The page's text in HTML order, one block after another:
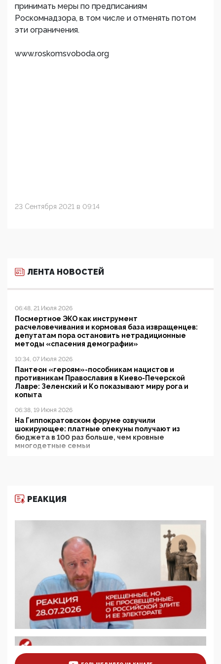
принимать меры по предписаниям
Роскомнадзора, в том числе и отменять потом
эти ограничения.
www.roskomsvoboda.org
23 Сентября 2021 в 09:14
ЛЕНТА НОВОСТЕЙ
06:48, 21 Июля 2026
Посмертное ЭКО как инструмент
расчеловечивания и кормовая база извращенцев:
депутатам пора остановить нетрадиционные
методы «спасения демографии»
10:34, 07 Июля 2026
Пантеон «героям»-пособникам нацистов и
противникам Православия в Киево-Печерской
Лавре: Зеленский и Ко показывают миру рога и
копыта
06:38, 19 Июня 2026
На Гиппократовском форуме озвучили
шокирующее: платные опекуны получают из
бюджета в 100 раз больше, чем кровные
многодетные семьи
11:53, 09 Июня 2026
деятельность ИИТО ЮНЕСКО в России, но
цифроглобалисты продолжают определять
повестку в образовании
09:43, 01 Июня 2026
5G за счет здоровья граждан: Минцифры намерено
отобрать у регионов и муниципалитетов право
защищать жилые дома и социальные объекты от
05:58, 26 Мая 2026
Роскомнадзор освободили от борца с
деструктивным и опасным контентом
07:39, 25 Мая 2026
ценностей: «Новые люди» поднимают электорат
РЕАКЦИЯ